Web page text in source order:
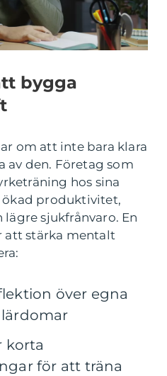
bygga
om att inte bara klara
av den. Företag som
hos sina
ökad produktivitet,
sjukfrånvaro. En
att stärka mentalt
över egna
korta
för att träna